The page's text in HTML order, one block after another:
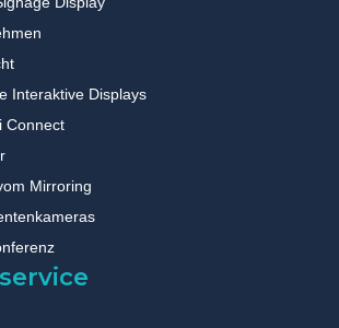
Interaktive Displays
Connect
Mirroring